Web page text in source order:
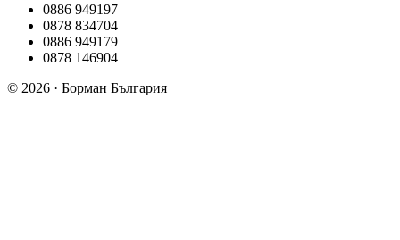
0886 949197
0878 834704
0886 949179
0878 146904
© 2026 · Борман България